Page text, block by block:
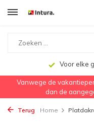
Voor elke
Vanwege de
dan de
Terug Home